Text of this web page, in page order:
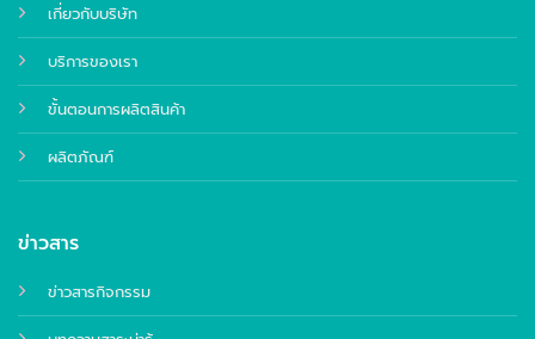
เกี่ยวกับบริษัท
บริการของเรา
ขั้นตอนการผลิตสินค้า
ผลิตภัณฑ์
ข่าวสาร
ข่าวสารกิจกรรม